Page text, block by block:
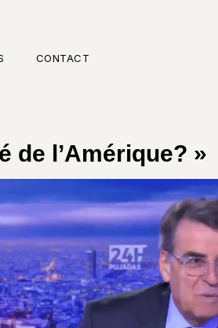
CONTACT
de l’Amérique? »